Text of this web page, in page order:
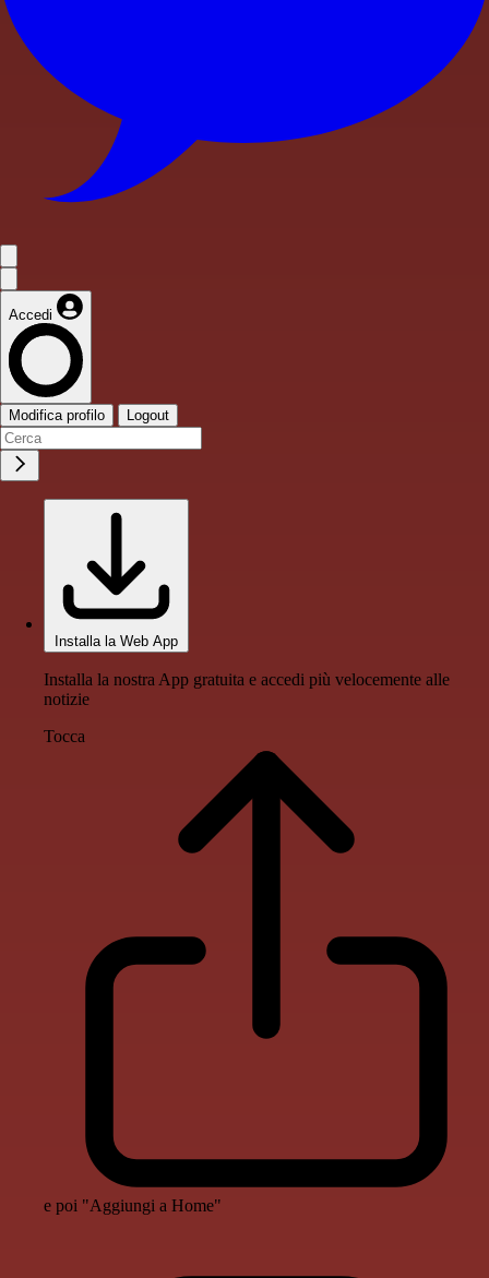
Accedi
Modifica profilo Logout
Installa la Web App
Installa la nostra App gratuita e accedi più velocemente alle
notizie
Tocca
e poi "Aggiungi a Home"